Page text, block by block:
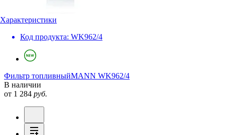
Характеристики
Код продукта: WK962/4
Фильтр топливныйMANN WK962/4
В наличии
от 1 284 руб.